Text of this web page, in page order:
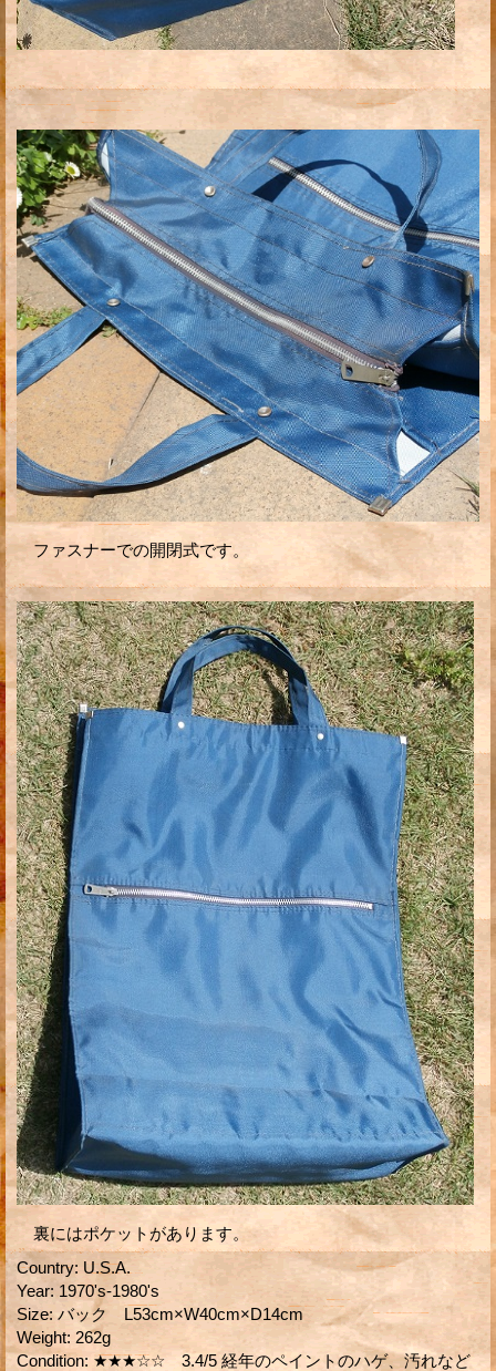
ファスナーでの開閉式です。
裏にはポケットがあります。
Country: U.S.A.
Year: 1970's-1980's
Size: バック L53cm×W40cm×D14cm
Weight: 262g
Condition: ★★★☆☆ 3.4/5 経年のペイントのハゲ、汚れなど